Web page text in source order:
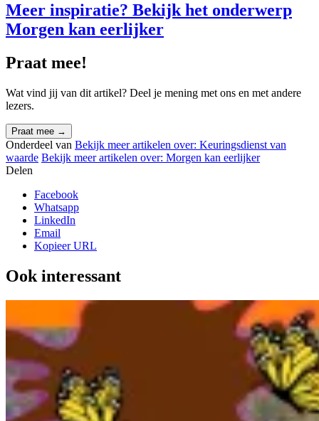
Meer inspiratie? Bekijk het onderwerp
Morgen kan eerlijker
Praat mee!
Wat vind jij van dit artikel? Deel je mening met ons en met andere
lezers.
Praat mee →
Onderdeel van Bekijk meer artikelen over: Keuringsdienst van
waarde Bekijk meer artikelen over: Morgen kan eerlijker
Delen
Facebook
Whatsapp
LinkedIn
Email
Kopieer URL
Ook interessant